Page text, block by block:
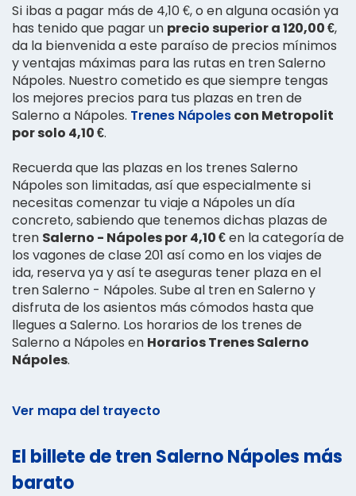
Si ibas a pagar más de 4,10 €, o en alguna ocasión ya
has tenido que pagar un precio superior a 120,00 €,
da la bienvenida a este paraíso de precios mínimos
y ventajas máximas para las rutas en tren Salerno
Nápoles. Nuestro cometido es que siempre tengas
los mejores precios para tus plazas en tren de
Salerno a Nápoles. Trenes Nápolescon Metropolit
por solo 4,10 €.
Recuerda que las plazas en los trenes Salerno
Nápoles son limitadas, así que especialmente si
necesitas comenzar tu viaje a Nápoles un día
concreto, sabiendo que tenemos dichas plazas de
tren Salerno - Nápoles por 4,10 €en la categoría de
los vagones de clase 201 así como en los viajes de
ida, reserva ya y así te aseguras tener plaza en el
tren Salerno - Nápoles. Sube al tren en Salerno y
disfruta de los asientos más cómodos hasta que
llegues a Salerno. Los horarios de los trenes de
Salerno a Nápoles en Horarios Trenes Salerno
Nápoles.
Ver mapa del trayecto
El billete de tren Salerno Nápoles más
barato